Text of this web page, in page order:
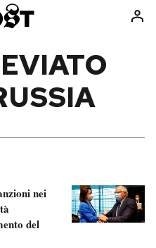
Libri
Ok Boomer!
Media
nei
del